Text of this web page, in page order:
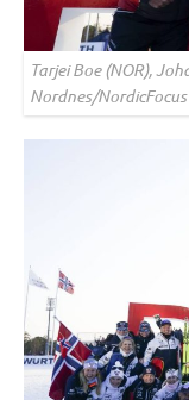
Tarjei Boe (NOR),
Nordnes/NordicFocus